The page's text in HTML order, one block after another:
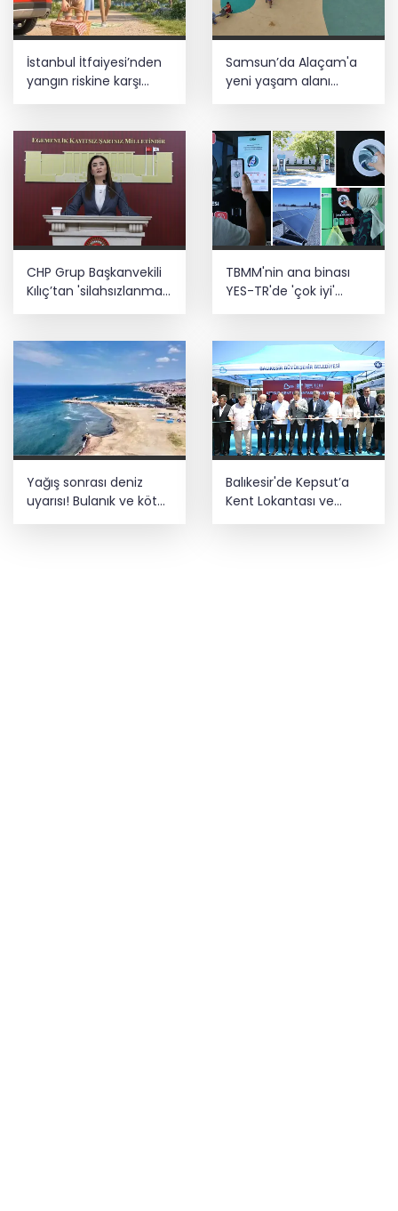
İstanbul İtfaiyesi’nden
yangın riskine karşı
Samsun’da Alaçam'a
yeni yaşam alanı
CHP Grup Başkanvekili
Kılıç’tan 'silahsızlanma'
TBMM'nin ana binası
YES-TR'de 'çok iyi'
Yağış sonrası deniz
uyarısı! Bulanık ve kötü
kokulu suda yüzmeyin
Balıkesir'de Kepsut’a
Kent Lokantası ve
altyapı desteği